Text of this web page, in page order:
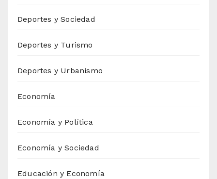
Deportes y Sociedad
Deportes y Turismo
Deportes y Urbanismo
Economía
Economía y Política
Economía y Sociedad
Educación y Economía